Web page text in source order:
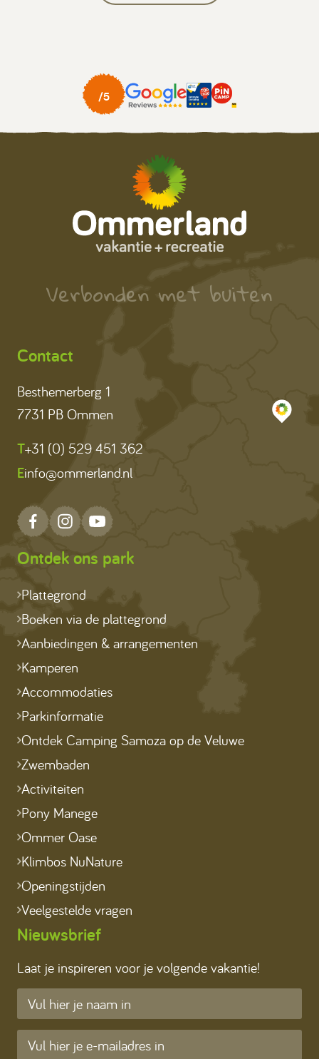
Verbonden met buiten
Contact
Besthemerberg 1
7731 PB Ommen
T+31 (0) 529 451 362
Einfo@ommerland.nl
Ontdek ons park
Plattegrond
Boeken via de plattegrond
Aanbiedingen & arrangementen
Kamperen
Accommodaties
Parkinformatie
Ontdek Camping Samoza op de Veluwe
Zwembaden
Activiteiten
Pony Manege
Ommer Oase
Klimbos NuNature
Openingstijden
Veelgestelde vragen
Nieuwsbrief
Laat je inspireren voor je volgende vakantie!